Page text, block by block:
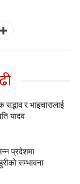
र भाइचारालाई
यादव
प्रदेशमा
सम्भावना